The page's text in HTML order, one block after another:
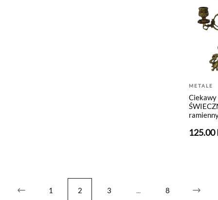
METALE
Ciekawy
125.00
1 2 3 ... 8